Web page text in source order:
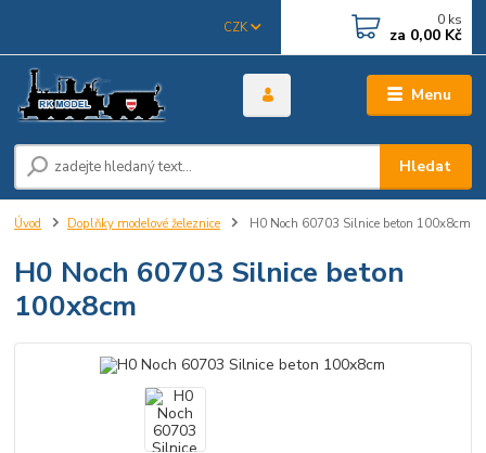
Menu
CZK
Hledat
0 ks
za 0,00 Kč
Úvod Doplňky modelové železnice H0 Noch 60703 Silnice beton 100x8cm
H0 Noch 60703 Silnice beton
100x8cm